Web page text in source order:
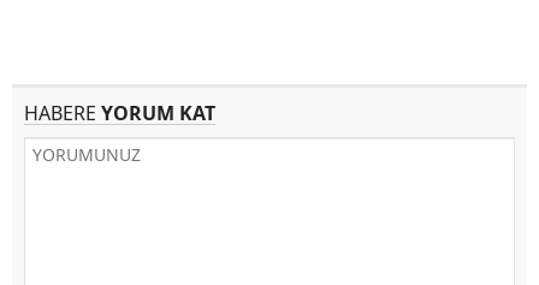
HABERE YORUM KAT